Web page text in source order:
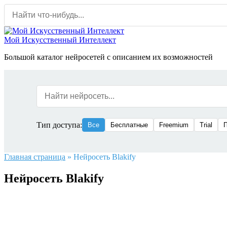
Перейти
содержанию
Мой Искусственный Интеллект
Большой каталог нейросетей с описанием их возможностей
Тип доступа: Все Бесплатные Freemium Trial
Главная страница » Нейросеть Blakify
Нейросеть Blakify